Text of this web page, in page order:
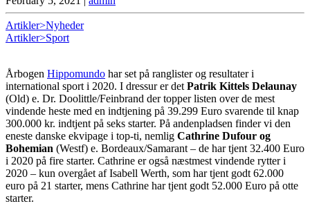
Artikler>Nyheder
Artikler>Sport
Årbogen Hippomundo har set på ranglister og resultater i
international sport i 2020. I dressur er det Patrik Kittels Delaunay
(Old) e. Dr. Doolittle/Feinbrand der topper listen over de mest
vindende heste med en indtjening på 39.299 Euro svarende til knap
300.000 kr. indtjent på seks starter. På andenpladsen finder vi den
eneste danske ekvipage i top-ti, nemlig Cathrine Dufour og
Bohemian (Westf) e. Bordeaux/Samarant – de har tjent 32.400 Euro
i 2020 på fire starter. Cathrine er også næstmest vindende rytter i
2020 – kun overgået af Isabell Werth, som har tjent godt 62.000
euro på 21 starter, mens Cathrine har tjent godt 52.000 Euro på otte
starter.